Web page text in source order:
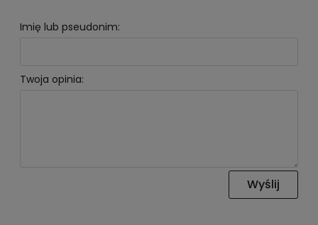
Imię lub pseudonim:
Twoja opinia:
Wyślij